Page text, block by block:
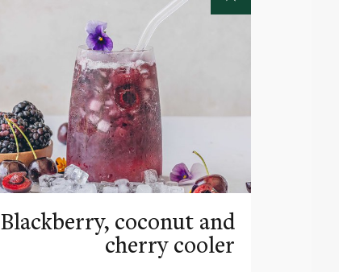
Blackberry, coconut and
cherry cooler